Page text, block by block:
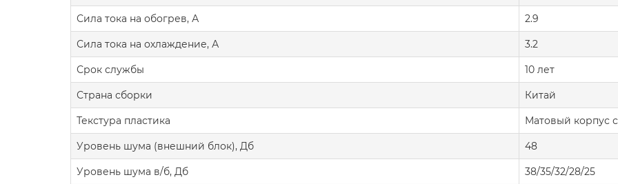
Сила тока на обогрев, А 2.9
Сила тока на охлаждение, А 3.2
Срок службы 10 лет
Страна сборки Китай
Текстура пластика Матовый корпус
Уровень шума (внешний блок), Дб 48
Уровень шума в/б, Дб 38/35/32/28/25